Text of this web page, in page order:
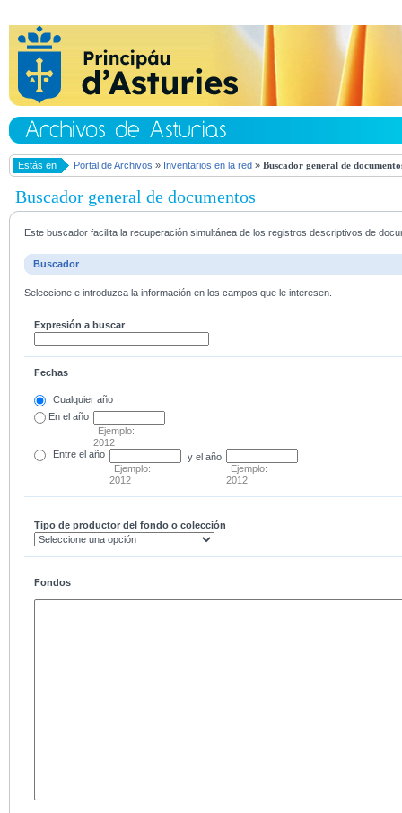
Estás en Portal de Archivos » Inventarios en la red » Buscador general de
Buscador general de documentos
Este buscador facilita la recuperación simultánea de los registros descriptivos de
Buscador
Seleccione e introduzca la información en los campos que le interesen.
Expresión a buscar
Fechas
Cualquier año
En el año
Ejemplo:
2012
Entre el año
Ejemplo:
2012
y el año
Ejemplo:
2012
Tipo de productor del fondo o colección
Fondos